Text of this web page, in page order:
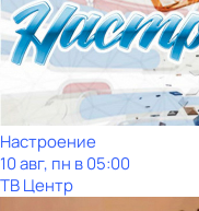
Настроение
10 авг, пн в 05:00
ТВ Центр